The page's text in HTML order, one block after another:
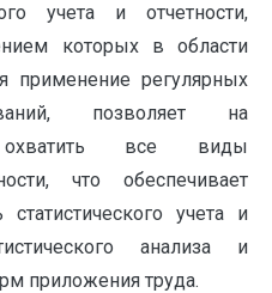
учета и отчетности,
которых в области
применение регулярных
позволяет на
все виды
что обеспечивает
учета и
анализа и
приложения труда.